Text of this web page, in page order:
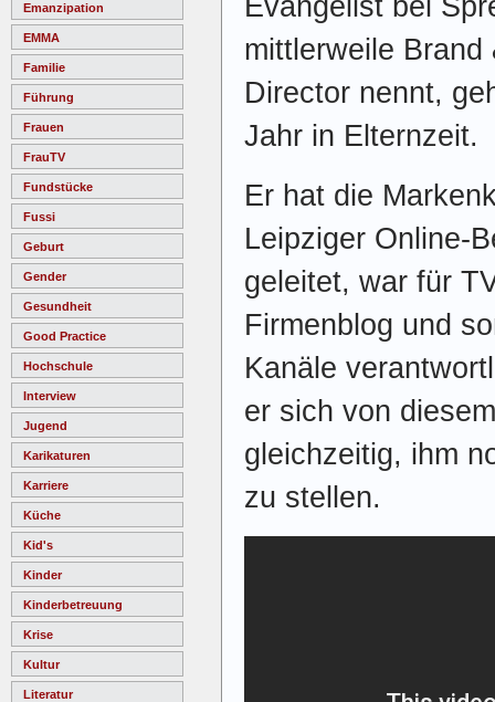
Emanzipation
EMMA
Familie
Führung
Frauen
FrauTV
Fundstücke
Fussi
Geburt
Gender
Gesundheit
Good Practice
Hochschule
Interview
Jugend
Karikaturen
Karriere
Küche
Kid's
Kinder
Kinderbetreuung
Krise
Kultur
Literatur
mittlerweile
Director nennt,
Jahr in Elternzeit.
Er hat die
Leipziger Online-
geleitet, war für
Firmenblog und
Kanäle
er sich von
gleichzeitig, ihm
zu stellen.